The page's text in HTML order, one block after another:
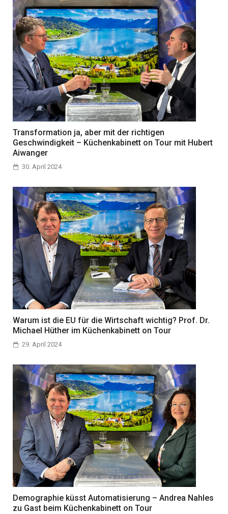
Transformation ja, aber mit der richtigen
Geschwindigkeit – Küchenkabinett on Tour mit Hubert
Aiwanger
30. April 2024
Warum ist die EU für die Wirtschaft wichtig? Prof. Dr.
Michael Hüther im Küchenkabinett on Tour
29. April 2024
Demographie küsst Automatisierung – Andrea Nahles
zu Gast beim Küchenkabinett on Tour